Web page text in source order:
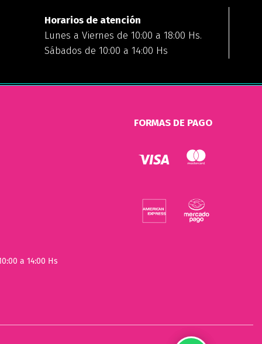
Horarios de atención
Lunes a Viernes de 10:00 a 18:00 Hs.
Sábados de 10:00 a 14:00 Hs
a 14:00 Hs
FORMAS DE PAGO